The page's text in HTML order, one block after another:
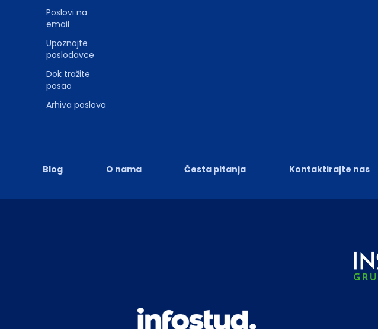
Blog O nama Česta pitanja Kontaktirajte nas
Poslovi na
email
Upoznajte
poslodavce
Dok tražite
posao
Arhiva poslova